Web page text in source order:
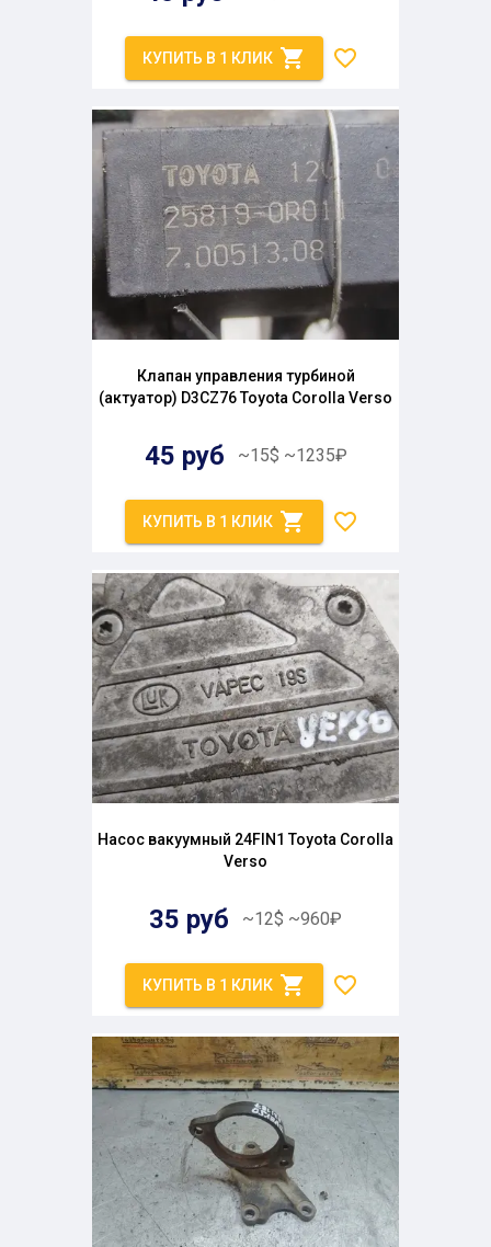
КУПИТЬ В 1 КЛИК
Клапан управления турбиной
(актуатор) D3CZ76 Toyota Corolla Verso
45 руб ~15$ ~1235₽
КУПИТЬ В 1 КЛИК
Насос вакуумный 24FIN1 Toyota Corolla
Verso
35 руб ~12$ ~960₽
КУПИТЬ В 1 КЛИК